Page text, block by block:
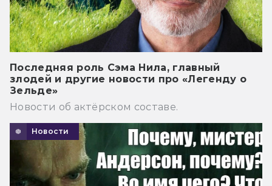
Последняя роль Сэма Нила, главный
злодей и другие новости про «Легенду о
Зельде»
Новости об актёрском составе.
Новости